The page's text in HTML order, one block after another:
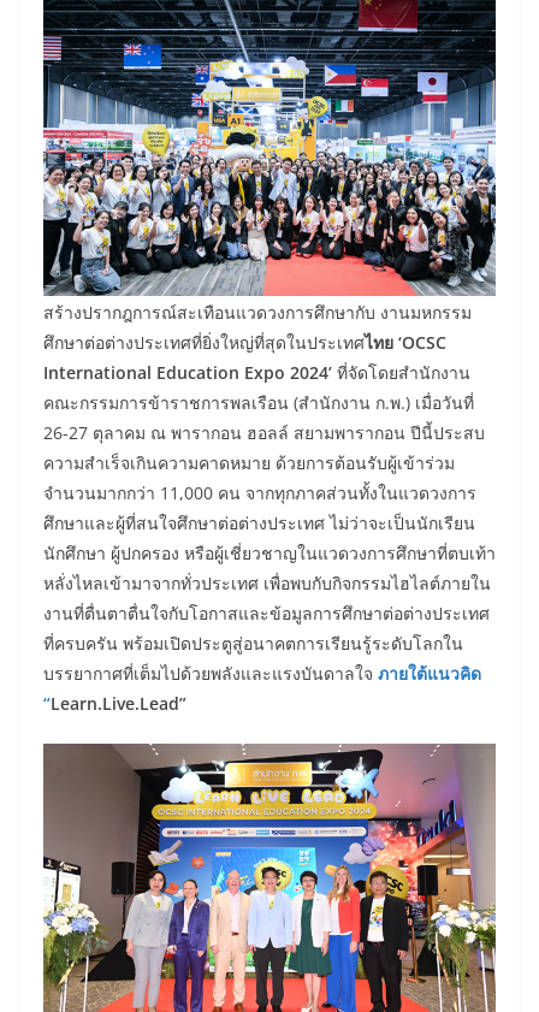
สร้างปรากฎการณ์สะเทือนแวดวงการศึกษากับ งานมหกรรม
ศึกษาต่อต่างประเทศที่ยิ่งใหญ่ที่สุดในประเทศไทย ‘OCSC
International Education Expo 2024’ ที่จัดโดยสำนักงาน
คณะกรรมการข้าราชการพลเรือน (สำนักงาน ก.พ.) เมื่อวันที่
26-27 ตุลาคม ณ พารากอน ฮอลล์ สยามพารากอน ปีนี้ประสบ
ความสำเร็จเกินความคาดหมาย ด้วยการต้อนรับผู้เข้าร่วม
จำนวนมากกว่า 11,000 คน จากทุกภาคส่วนทั้งในแวดวงการ
ศึกษาและผู้ที่สนใจศึกษาต่อต่างประเทศ ไม่ว่าจะเป็นนักเรียน
นักศึกษา ผู้ปกครอง หรือผู้เชี่ยวชาญในแวดวงการศึกษาที่ตบเท้า
หลั่งไหลเข้ามาจากทั่วประเทศ เพื่อพบกับกิจกรรมไฮไลต์ภายใน
งานที่ตื่นตาตื่นใจกับโอกาสและข้อมูลการศึกษาต่อต่างประเทศ
ที่ครบครัน พร้อมเปิดประตูสู่อนาคตการเรียนรู้ระดับโลกใน
บรรยากาศที่เต็มไปด้วยพลังและแรงบันดาลใจ ภายใต้แนวคิด
“Learn.Live.Lead”